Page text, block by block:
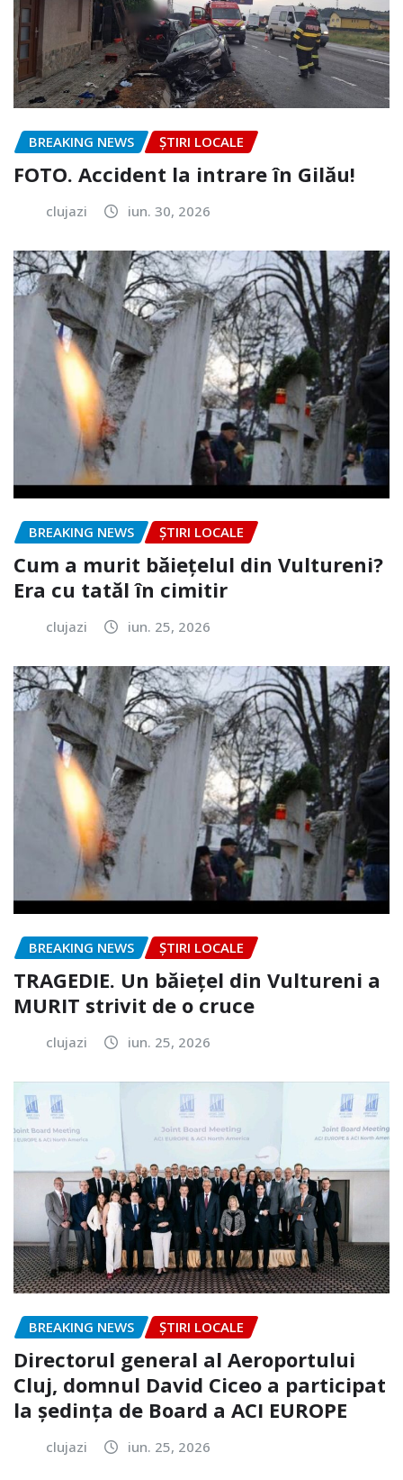
BREAKING NEWS ȘTIRI LOCALE
FOTO. Accident la intrare în Gilău!
clujazi iun. 30, 2026
BREAKING NEWS ȘTIRI LOCALE
Cum a murit băiețelul din Vultureni?
Era cu tatăl în cimitir
clujazi iun. 25, 2026
BREAKING NEWS ȘTIRI LOCALE
TRAGEDIE. Un băiețel din Vultureni a
MURIT strivit de o cruce
clujazi iun. 25, 2026
BREAKING NEWS ȘTIRI LOCALE
Directorul general al Aeroportului
Cluj, domnul David Ciceo a participat
la ședința de Board a ACI EUROPE
clujazi iun. 25, 2026